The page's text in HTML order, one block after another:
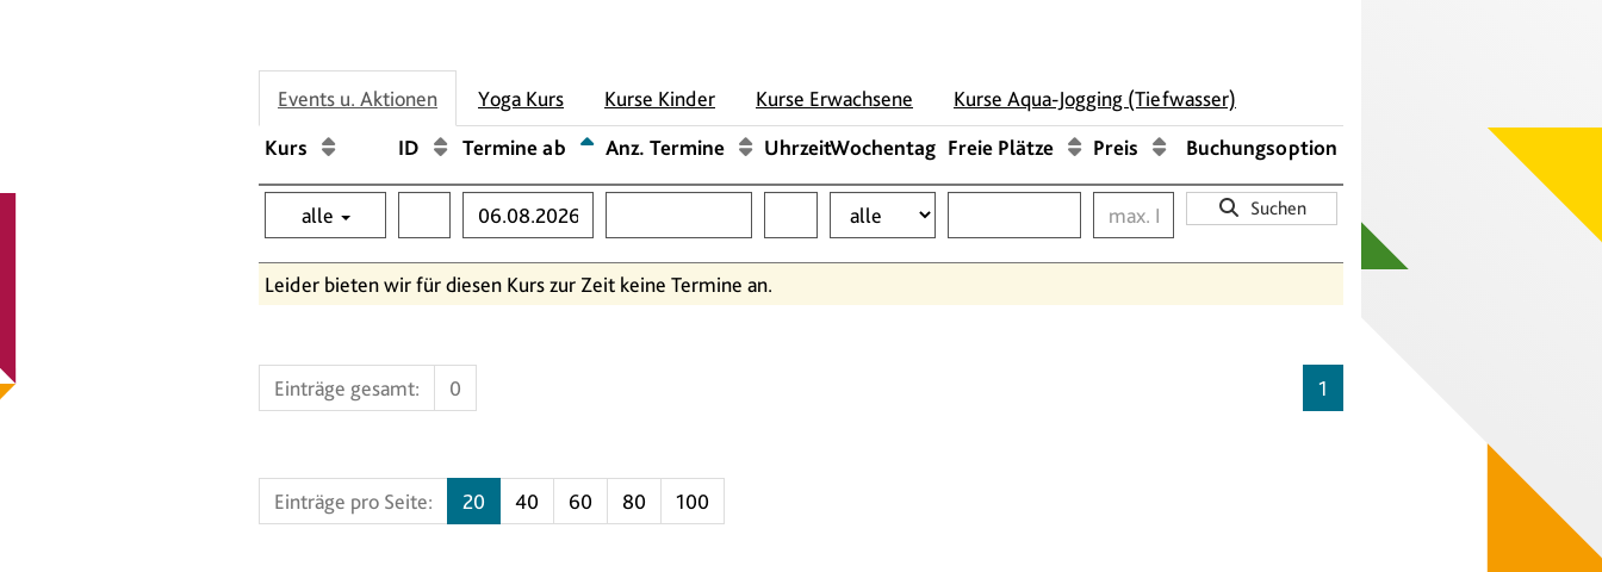
Events u. Aktionen Yoga Kurs Kurse Kinder Kurse Erwachsene
Kurse Aqua-Jogging (Tiefwasser)
Kurs
ID Termine ab Anz. Termine UhrzeitWochentag Freie Plätze Preis Buchungsoption
alle Suchen
Leider bieten wir für diesen Kurs zur Zeit keine Termine an.
1
Einträge gesamt: 0
Einträge pro Seite: 20 40 60 80 100